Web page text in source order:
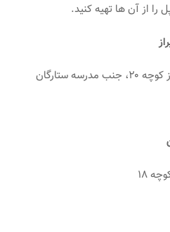
از آن‌ ها تهیه کنید.
ستارگان
١٨